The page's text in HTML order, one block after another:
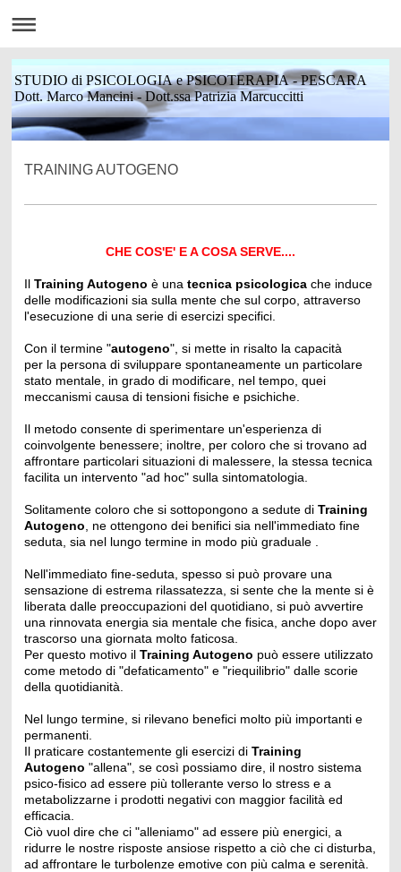
STUDIO di PSICOLOGIA e PSICOTERAPIA - PESCARA
Dott. Marco Mancini - Dott.ssa Patrizia Marcuccitti
TRAINING AUTOGENO
CHE COS'E' E A COSA SERVE....
Il Training Autogeno è una tecnica psicologicache induce
delle modificazioni sia sulla mente che sul corpo, attraverso
l'esecuzione di una serie di esercizi specifici.
Con il termine "autogeno", si mette in risalto la capacità
per la persona di sviluppare spontaneamente un particolare
stato mentale, in grado di modificare, nel tempo, quei
meccanismi causa di tensioni fisiche e psichiche.
Il metodo consente di sperimentare un'esperienza di
coinvolgente benessere; inoltre, per coloro che si trovano ad
affrontare particolari situazioni di malessere, la stessa tecnica
facilita un intervento "ad hoc" sulla sintomatologia.
Solitamente coloro che si sottopongono a sedute di Training
Autogeno , ne ottengono dei benifici sia nell'immediato fine
seduta, sia nel lungo termine in modo più graduale .
Nell'immediato fine-seduta, spesso si può provare una
sensazione di estrema rilassatezza, si sente che la mente si è
liberata dalle preoccupazioni del quotidiano, si può avvertire
una rinnovata energia sia mentale che fisica, anche dopo aver
trascorso una giornata molto faticosa.
Per questo motivo il Training Autogeno può essere utilizzato
come metodo di "defaticamento" e "riequilibrio" dalle scorie
della quotidianità.
Nel lungo termine, si rilevano benefici molto più importanti e
permanenti.
Il praticare costantemente gli esercizi di Training
Autogeno "allena", se così possiamo dire, il nostro sistema
psico-fisico ad essere più tollerante verso lo stress e a
metabolizzarne i prodotti negativi con maggior facilità ed
efficacia.
Ciò vuol dire che ci "alleniamo" ad essere più energici, a
ridurre le nostre risposte ansiose rispetto a ciò che ci disturba,
ad affrontare le turbolenze emotive con più calma e serenità.